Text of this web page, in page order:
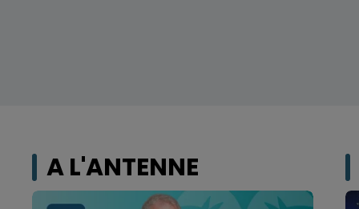
A L'ANTENNE